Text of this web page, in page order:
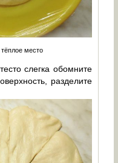
место
слегка обомните
разделите